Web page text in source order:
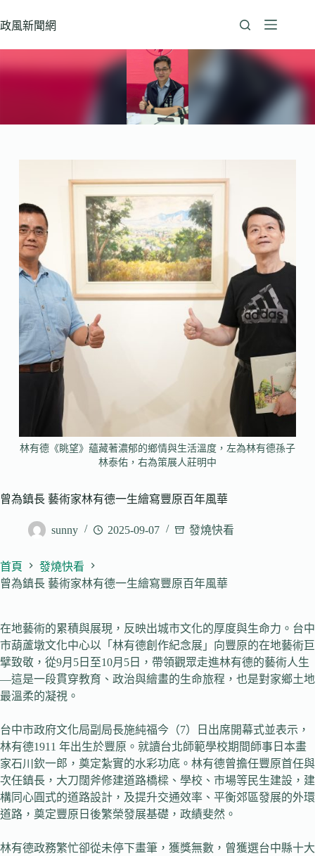
至
政風新聞網
林有德《眺望》蘊藏著濃郁的鄉情與生活溫度，左為林有德孫子
林泰佑，右為策展人莊明中
曾為鎮長 藝術家林有德一生繪寫豐原百年風華
sunny 2025-09-07 發燒快看
首頁
發燒快看
曾為鎮長 藝術家林有德一生繪寫豐原百年風華
在地藝術的累積與展現，反映出城市文化的厚度與生命力。台中
市葫蘆墩文化中心以「林有德創作紀念展」向豐原的在地藝術巨
擘致敬，從9月5日至10月5日，帶領觀眾走進林有德的藝術人生
—這是一段貫穿教育、政治與繪畫的生命旅程，也是對家鄉土地
最溫柔的凝視。
台中市政府文化局副局長施純福今（7）日出席開幕式並表示，
林有德1911 年出生於豐原。就讀台北師範學校期間師事日本畫
家石川欽一郎，奠定紮實的水彩功底。林有德曾擔任豐原首任與
次任鎮長，大刀闊斧修建道路橋樑、學校、市場等民生建設，建
構同心圓式的道路設計，及提升交通效率、平衡郊區發展的外環
道路，奠定豐原日後繁榮發展基礎，政績斐然。
林有德政務繁忙卻從未停下畫筆，獲獎無數，曾獲選台中縣十大